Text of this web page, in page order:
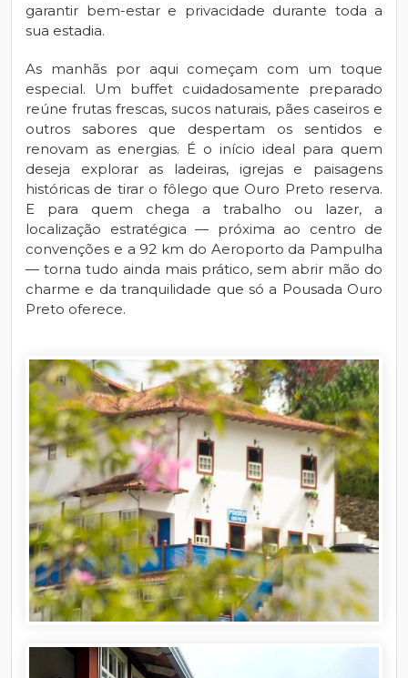
garantir bem-estar e privacidade durante toda a
sua estadia.
As manhãs por aqui começam com um toque
especial. Um buffet cuidadosamente preparado
reúne frutas frescas, sucos naturais, pães caseiros e
outros sabores que despertam os sentidos e
renovam as energias. É o início ideal para quem
deseja explorar as ladeiras, igrejas e paisagens
históricas de tirar o fôlego que Ouro Preto reserva.
E para quem chega a trabalho ou lazer, a
localização estratégica — próxima ao centro de
convenções e a 92 km do Aeroporto da Pampulha
— torna tudo ainda mais prático, sem abrir mão do
charme e da tranquilidade que só a Pousada Ouro
Preto oferece.